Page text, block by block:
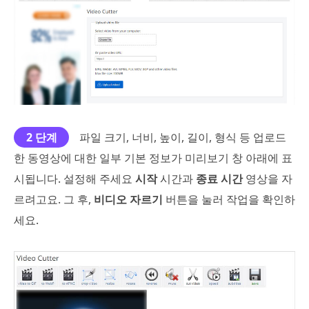
2 단계
파일 크기, 너비, 높이, 길이, 형식 등 업로드
한 동영상에 대한 일부 기본 정보가 미리보기 창 아래에 표
시됩니다. 설정해 주세요 시작시간과 종료 시간영상을 자
르려고요. 그 후, 비디오 자르기 버튼을 눌러 작업을 확인하
세요.